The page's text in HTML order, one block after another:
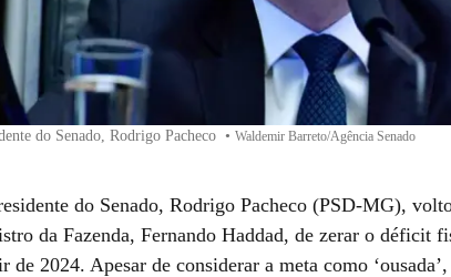
do Senado, Rodrigo Pacheco • Waldemir Barreto/Agência Senado
do Senado, Rodrigo Pacheco (PSD-MG),
da Fazenda, Fernando Haddad, de zerar o déficit
de 2024. Apesar de considerar a meta como